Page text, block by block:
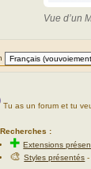
Vue d’un
Tu as un forum et tu
Recherches :
✚Extensions
🎨Styles présentés -